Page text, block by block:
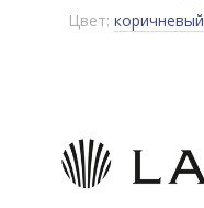
Цвет: коричневый